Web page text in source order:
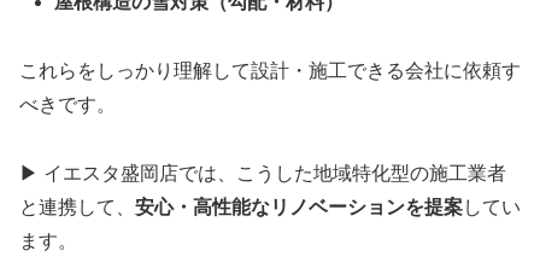
これらをしっかり理解して設計・施工できる会社に依頼す
べきです。
▶ イエスタ盛岡店では、こうした地域特化型の施工業者
と連携して、 安心・高性能なリノベーションを提案してい
ます。